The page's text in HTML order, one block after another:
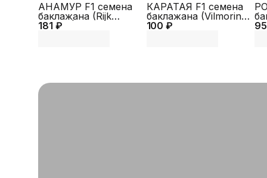
181 ₽
АНАМУР F1 семена
баклажана (Rijk
Zwaan | Alexagro)
100 ₽
КАРАТАЯ F1 семена
баклажана (Vilmorin |
Alexagro)